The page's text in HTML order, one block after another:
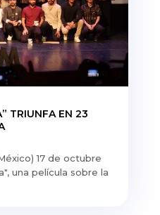
TRIUNFA EN 23
17 de octubre
una película sobre la